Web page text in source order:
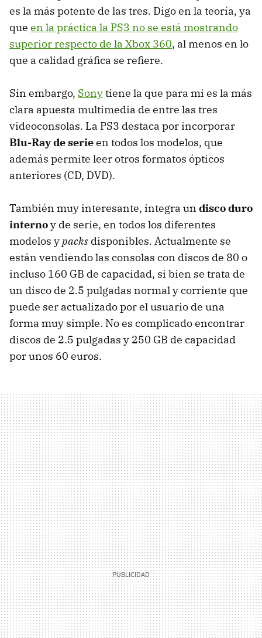
es la más potente de las tres. Digo en la teoría, ya
que en la práctica la PS3 no se está mostrando
superior respecto de la Xbox 360, al menos en lo
que a calidad gráfica se refiere.
Sin embargo, Sonytiene la que para mi es la más
clara apuesta multimedia de entre las tres
videoconsolas. La PS3 destaca por incorporar
Blu-Ray de serieen todos los modelos, que
además permite leer otros formatos ópticos
anteriores (CD, DVD).
También muy interesante, integra un disco duro
internoy de serie, en todos los diferentes
modelos y packs disponibles. Actualmente se
están vendiendo las consolas con discos de 80 o
incluso 160 GB de capacidad, si bien se trata de
un disco de 2.5 pulgadas normal y corriente que
puede ser actualizado por el usuario de una
forma muy simple. No es complicado encontrar
discos de 2.5 pulgadas y 250 GB de capacidad
por unos 60 euros.